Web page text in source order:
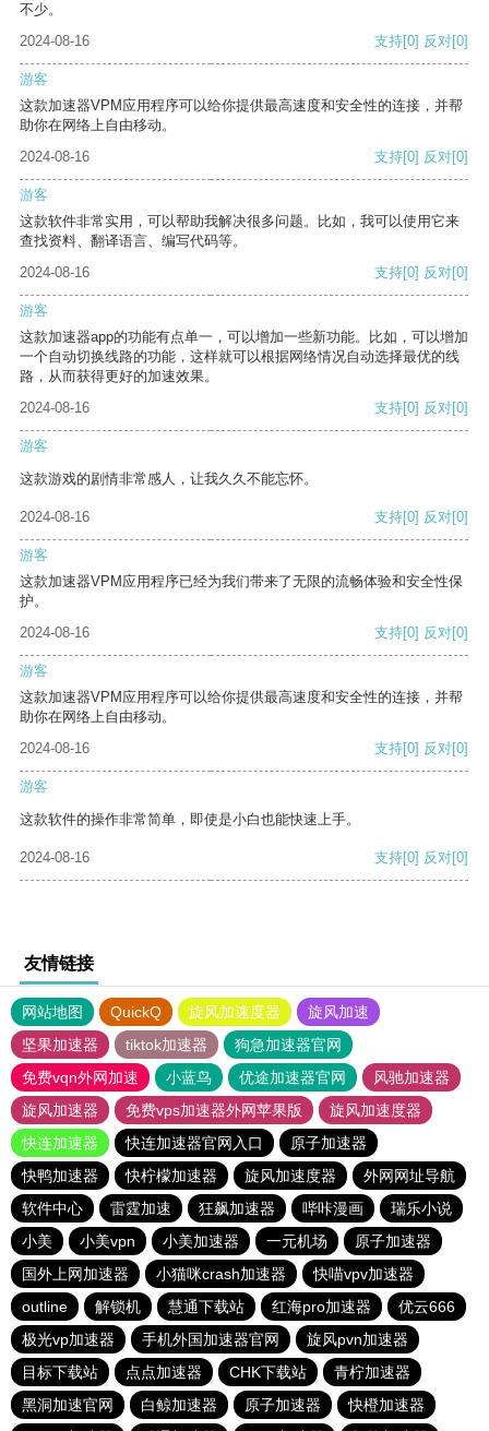
不少。
2024-08-16
支持[0] 反对[0]
游客
这款加速器VPM应用程序可以给你提供最高速度和安全性的连接，并帮
助你在网络上自由移动。
2024-08-16
支持[0] 反对[0]
游客
这款软件非常实用，可以帮助我解决很多问题。比如，我可以使用它来
查找资料、翻译语言、编写代码等。
2024-08-16
支持[0] 反对[0]
游客
这款加速器app的功能有点单一，可以增加一些新功能。比如，可以增加
一个自动切换线路的功能，这样就可以根据网络情况自动选择最优的线
路，从而获得更好的加速效果。
2024-08-16
支持[0] 反对[0]
游客
这款游戏的剧情非常感人，让我久久不能忘怀。
2024-08-16 支持[0] 反对[0]
游客
这款加速器VPM应用程序已经为我们带来了无限的流畅体验和安全性保
护。
2024-08-16
支持[0] 反对[0]
游客
这款加速器VPM应用程序可以给你提供最高速度和安全性的连接，并帮
助你在网络上自由移动。
2024-08-16
支持[0] 反对[0]
游客
这款软件的操作非常简单，即使是小白也能快速上手。
2024-08-16 支持[0] 反对[0]
友情链接
网站地图 QuickQ 旋风加速度器
旋风加速
坚果加速器
tiktok加速器
狗急加速器官网
免费vqn外网加速
小蓝鸟 优途加速器官网
风驰加速器
旋风加速器
免费vps加速器外网苹果版
旋风加速度器
快连加速器
快连加速器官网入口
原子加速器
快鸭加速器
快柠檬加速器 旋风加速度器
外网网址导航
软件中心
雷霆加速 狂飙加速器 哔咔漫画
瑞乐小说
小美
小美vpn 小美加速器 一元机场
原子加速器
国外上网加速器
小猫咪crash加速器
快喵vpv加速器
outline
解锁机 慧通下载站 红海pro加速器
优云666
极光vp加速器
手机外国加速器官网
旋风pvn加速器
目标下载站
点点加速器 CHK下载站
青柠加速器
黑洞加速官网
白鲸加速器 原子加速器
快橙加速器